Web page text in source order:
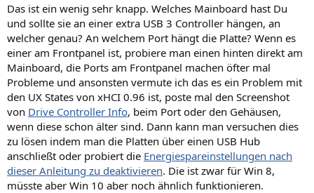
Das ist ein wenig sehr knapp. Welches Mainboard hast Du
und sollte sie an einer extra USB 3 Controller hängen, an
welcher genau? An welchem Port hängt die Platte? Wenn es
einer am Frontpanel ist, probiere man einen hinten direkt am
Mainboard, die Ports am Frontpanel machen öfter mal
Probleme und ansonsten vermute ich das es ein Problem mit
den UX States von xHCI 0.96 ist, poste mal den Screenshot
von Drive Controller Info, beim Port oder den Gehäusen,
wenn diese schon älter sind. Dann kann man versuchen dies
zu lösen indem man die Platten über einen USB Hub
anschließt oder probiert die Energiespareinstellungen nach
dieser Anleitung zu deaktivieren. Die ist zwar für Win 8,
müsste aber Win 10 aber noch ähnlich funktionieren.